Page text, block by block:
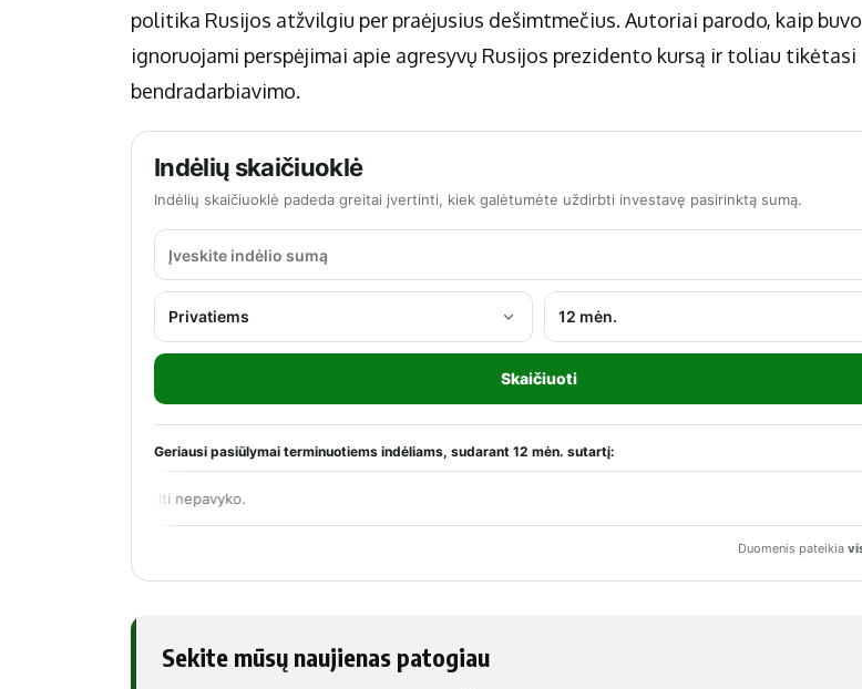
politika Rusijos atžvilgiu per praėjusius dešimtmečius. Autoriai parodo, kaip buvo
ignoruojami perspėjimai apie agresyvų Rusijos prezidento kursą ir toliau tikėtasi
bendradarbiavimo.
Sekite mūsų naujienas patogiau